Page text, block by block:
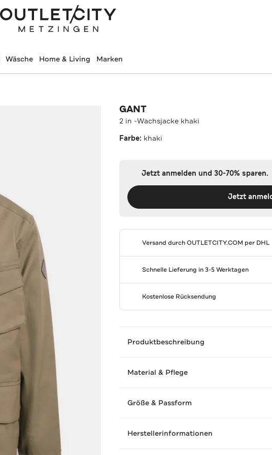
Wäsche Home & Living Marken
GANT
2 in -Wachsjacke khaki
Farbe: khaki
Jetzt anmelden und 30-70% sparen.
Jetzt
Versand durchOUTLETCITY.COM per DHL
Schnelle Lieferung in 3-5 Werktagen
Kostenlose Rücksendung
Produktbeschreibung
Material & Pflege
Größe & Passform
Herstellerinformationen